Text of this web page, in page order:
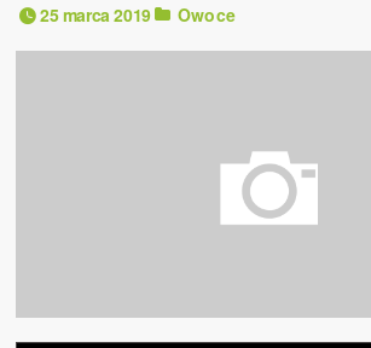
25 marca 2019 Owoce